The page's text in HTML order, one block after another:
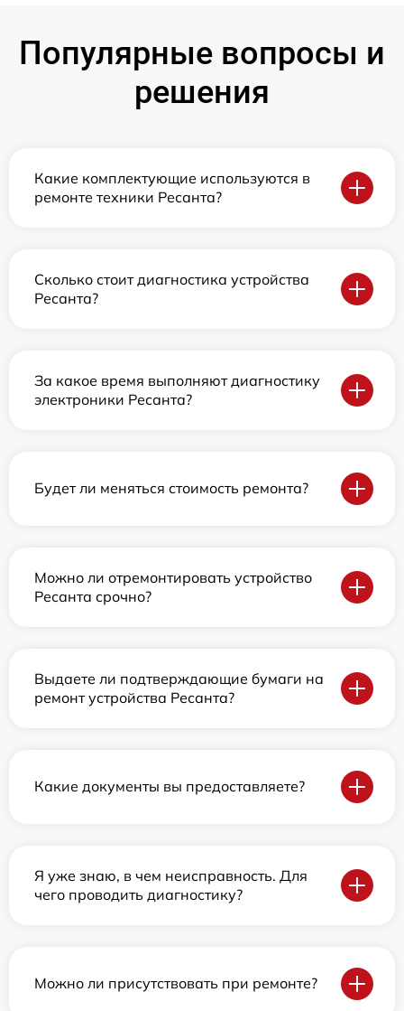
Популярные вопросы и
решения
Какие комплектующие используются в
ремонте техники Ресанта?
Сколько стоит диагностика устройства
Ресанта?
За какое время выполняют диагностику
электроники Ресанта?
Будет ли меняться стоимость ремонта?
Можно ли отремонтировать устройство
Ресанта срочно?
Выдаете ли подтверждающие бумаги на
ремонт устройства Ресанта?
Какие документы вы предоставляете?
Я уже знаю, в чем неисправность. Для
чего проводить диагностику?
Можно ли присутствовать при ремонте?